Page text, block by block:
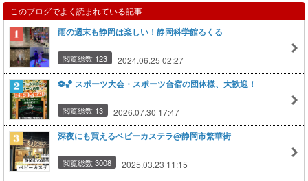
このブログでよく読まれている記事
雨の週末も静岡は楽しい！静岡科学館るくる
閲覧総数 123 2024.06.25 02:27
⚽🏀 スポーツ大会・スポーツ合宿の団体様、大歓迎！
閲覧総数 13 2026.07.30 17:47
深夜にも買えるベビーカステラ@静岡市繁華街
閲覧総数 3008 2025.03.23 11:15